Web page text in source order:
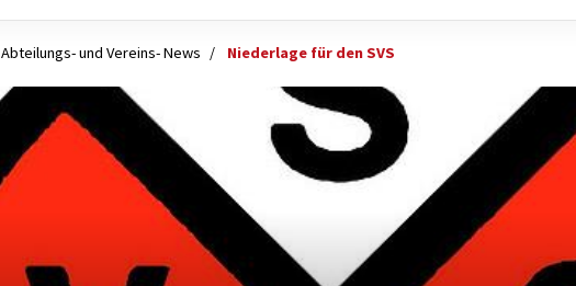
Abteilungs- und Vereins- News Niederlage für den SVS